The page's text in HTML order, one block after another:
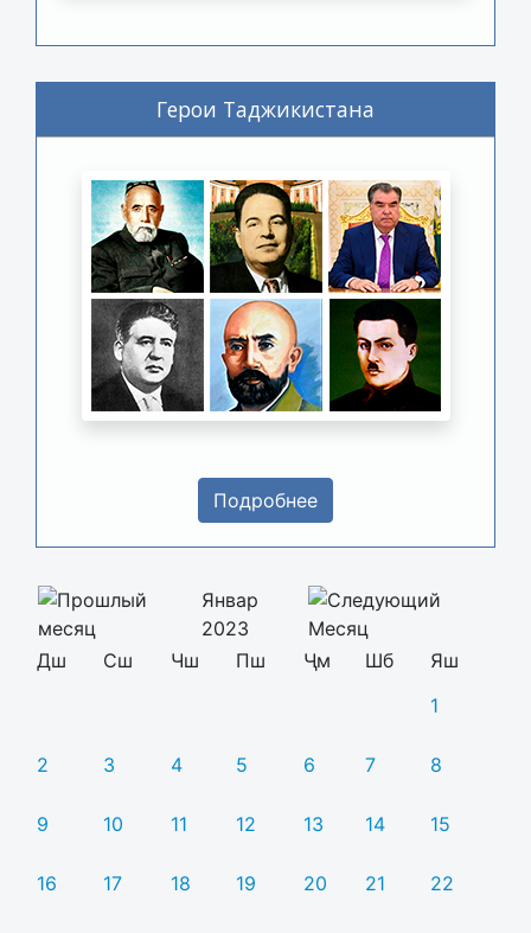
Герои Таджикистана
Подробнее
Январ
2023
Дш
Сш Чш Пш Ҷм Шб
Яш
1
2 3 4 5 6 7 8
9 10 11 12 13 14 15
16 17 18 19 20 21 22